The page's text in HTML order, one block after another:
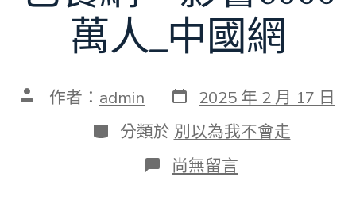
萬人_中國網
文 作者： admin 發
表
日
期
2025 年 2 月 17 日
分
類
分類於 別以為我不會走
在
〈美
尚無留言